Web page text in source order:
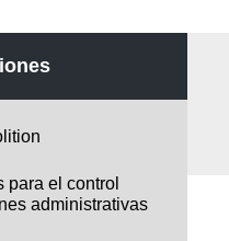
para el control
administrativas